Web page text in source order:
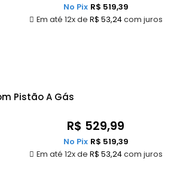
Em até 12x de R$ 53,24com juros
No Pix R$ 519,39
Pistão A Gás
R$ 529,99
Em até 12x de R$ 53,24com juros
No Pix R$ 519,39